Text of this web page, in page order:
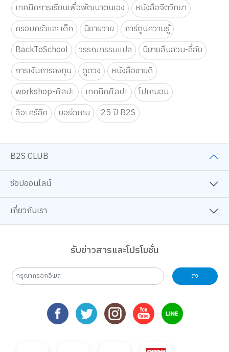
เทคนิคการเรียนเพื่อพัฒนาตนเอง
หนังสือจิตวิทยา
ครอบครัวและเด็ก
นิยายวาย
การ์ตูนความรู้
BackToSchool
วรรณกรรมแปล
นิยายสืบสวน-ลี้ลับ
การเงินการลงทุน
ดูดวง
หนังสือขายดี
workshop-ศิลปะ
เทคนิคศิลปะ
โปเกมอน
สีอะคริลิค
บอร์ดเกม 25 ปี B2S
B2S CLUB
ช้อปออนไลน์
เกี่ยวกับเรา
รับข่าวสารและโปรโมชั่น
ส่ง